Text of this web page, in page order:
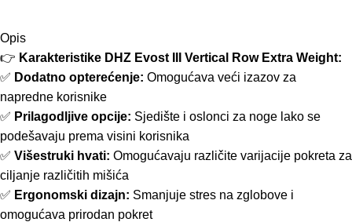
Opis
👉 Karakteristike DHZ Evost III Vertical Row Extra Weight:
✅ Dodatno opterećenje: Omogućava veći izazov za
napredne korisnike
✅ Prilagodljive opcije: Sjedište i oslonci za noge lako se
podešavaju prema visini korisnika
✅ Višestruki hvati: Omogućavaju različite varijacije pokreta za
ciljanje različitih mišića
✅ Ergonomski dizajn: Smanjuje stres na zglobove i
omogućava prirodan pokret